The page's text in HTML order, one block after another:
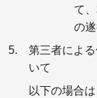
て
の
第三者によ
いて
以下の場合